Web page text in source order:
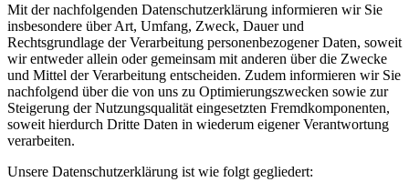
Mit der nachfolgenden Datenschutzerklärung informieren wir Sie
insbesondere über Art, Umfang, Zweck, Dauer und
Rechtsgrundlage der Verarbeitung personenbezogener Daten, soweit
wir entweder allein oder gemeinsam mit anderen über die Zwecke
und Mittel der Verarbeitung entscheiden. Zudem informieren wir Sie
nachfolgend über die von uns zu Optimierungszwecken sowie zur
Steigerung der Nutzungsqualität eingesetzten Fremdkomponenten,
soweit hierdurch Dritte Daten in wiederum eigener Verantwortung
verarbeiten.
Unsere Datenschutzerklärung ist wie folgt gegliedert: